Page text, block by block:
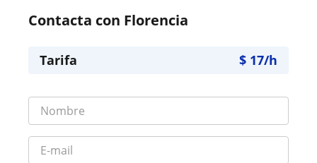
Contacta con Florencia
Tarifa $ 17/h